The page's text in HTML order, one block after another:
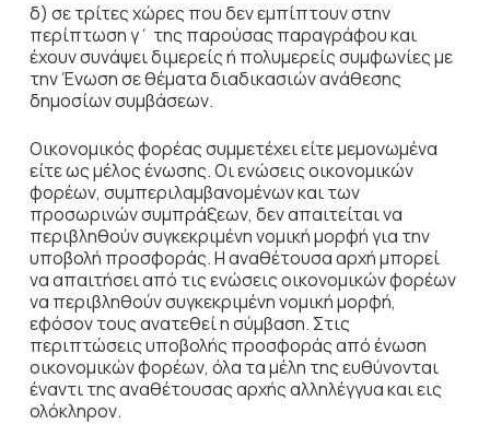
δ) σε τρίτες χώρες που δεν εμπίπτουν στην
περίπτωση γ΄ της παρούσας παραγράφου και
έχουν συνάψει διμερείς ή πολυμερείς συμφωνίες με
την Ένωση σε θέματα διαδικασιών ανάθεσης
δημοσίων συμβάσεων.
Οικονομικός φορέας συμμετέχει είτε μεμονωμένα
είτε ως μέλος ένωσης. Οι ενώσεις οικονομικών
φορέων, συμπεριλαμβανομένων και των
προσωρινών συμπράξεων, δεν απαιτείται να
περιβληθούν συγκεκριμένη νομική μορφή για την
υποβολή προσφοράς. Η αναθέτουσα αρχή μπορεί
να απαιτήσει από τις ενώσεις οικονομικών φορέων
να περιβληθούν συγκεκριμένη νομική μορφή,
εφόσον τους ανατεθεί η σύμβαση. Στις
περιπτώσεις υποβολής προσφοράς από ένωση
οικονομικών φορέων, όλα τα μέλη της ευθύνονται
έναντι της αναθέτουσας αρχής αλληλέγγυα και εις
ολόκληρον.